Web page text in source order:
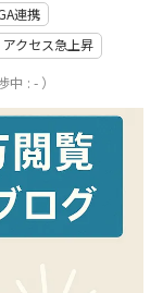
連携
アクセス急上昇
: - ）